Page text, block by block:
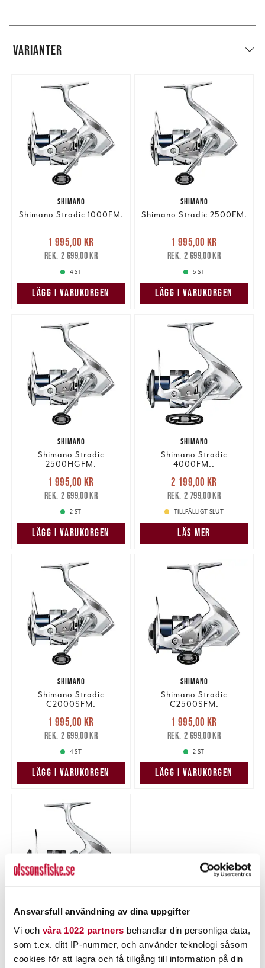
Ansvarsfull användning av dina uppgifter
Vi och våra 1022 partners behandlar din personliga data,
som t.ex. ditt IP-nummer, och använder teknologi såsom
cookies för att lagra och få tillgång till information på din
VARIANTER
SHIMANO
Shimano Stradic 1000FM.
Nuvarande pris
1 995,00 krTidigare pris
2 699,00 kr
1 995,00 kr
2 699,00 kr
4 ST
LÄGG I VARUKORGEN
SHIMANO
Shimano Stradic 2500FM.
Nuvarande pris
1 995,00 krTidigare pris
2 699,00 kr
1 995,00 kr
2 699,00 kr
5 ST
LÄGG I VARUKORGEN
SHIMANO
Shimano Stradic
2500HGFM.
Nuvarande pris
1 995,00 krTidigare pris
2 699,00 kr
1 995,00 kr
2 699,00 kr
2 ST
LÄGG I VARUKORGEN
SHIMANO
Shimano Stradic
4000FM..
Nuvarande pris
2 199,00 krTidigare pris
2 799,00 kr
2 199,00 kr
2 799,00 kr
TILLFÄLLIGT SLUT
LÄS MER
SHIMANO
Shimano Stradic
C2000SFM.
Nuvarande pris
1 995,00 krTidigare pris
2 699,00 kr
1 995,00 kr
2 699,00 kr
4 ST
LÄGG I VARUKORGEN
SHIMANO
Shimano Stradic
C2500SFM.
Nuvarande pris
1 995,00 krTidigare pris
2 699,00 kr
1 995,00 kr
2 699,00 kr
2 ST
LÄGG I VARUKORGEN
Shimano Stradic
C3000FM.
Nuvarande pris:
1 995,00 kr